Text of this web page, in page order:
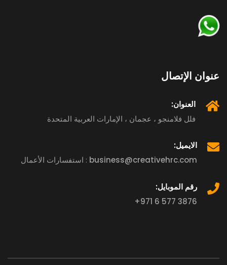
عنوان الإتصال
العنوان:
فلل فلامنجو ، عجمان ، الإمارات العربية المتحدة
الايميل:
استفسارات الأعمال : business@creativehrc.com
رقم الموبايل:
+971 6 577 3876